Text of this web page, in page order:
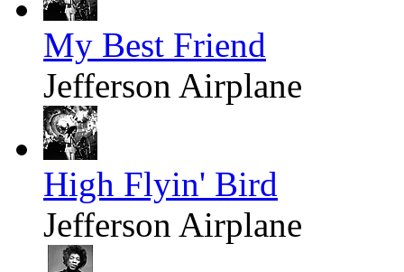
My Best Friend
Jefferson Airplane
High Flyin' Bird
Jefferson Airplane